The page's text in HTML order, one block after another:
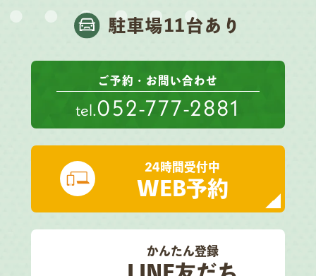
駐車場11台あり
ご予約・お問い合わせ
tel.052-777-2881
24時間受付中
WEB予約
かんたん登録